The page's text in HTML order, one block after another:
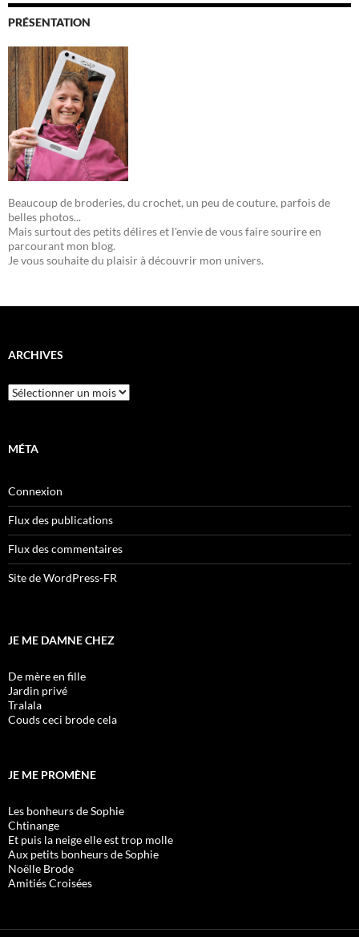
PRÉSENTATION
Beaucoup de broderies, du crochet, un peu de couture, parfois de
belles photos...
Mais surtout des petits délires et l'envie de vous faire sourire en
parcourant mon blog.
Je vous souhaite du plaisir à découvrir mon univers.
ARCHIVES
Archives
MÉTA
Connexion
Flux des publications
Flux des commentaires
Site de WordPress-FR
JE ME DAMNE CHEZ
De mère en fille
Jardin privé
Tralala
Couds ceci brode cela
JE ME PROMÈNE
Les bonheurs de Sophie
Chtinange
Et puis la neige elle est trop molle
Aux petits bonheurs de Sophie
Noëlle Brode
Amitiés Croisées